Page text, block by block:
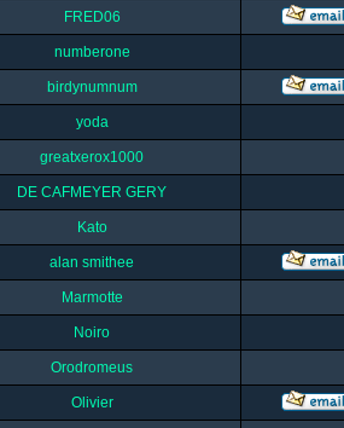
FRED06
numberone
birdynumnum
yoda
greatxerox1000
DE CAFMEYER GERY
Kato
alan smithee
Marmotte
Noiro
Orodromeus
Olivier